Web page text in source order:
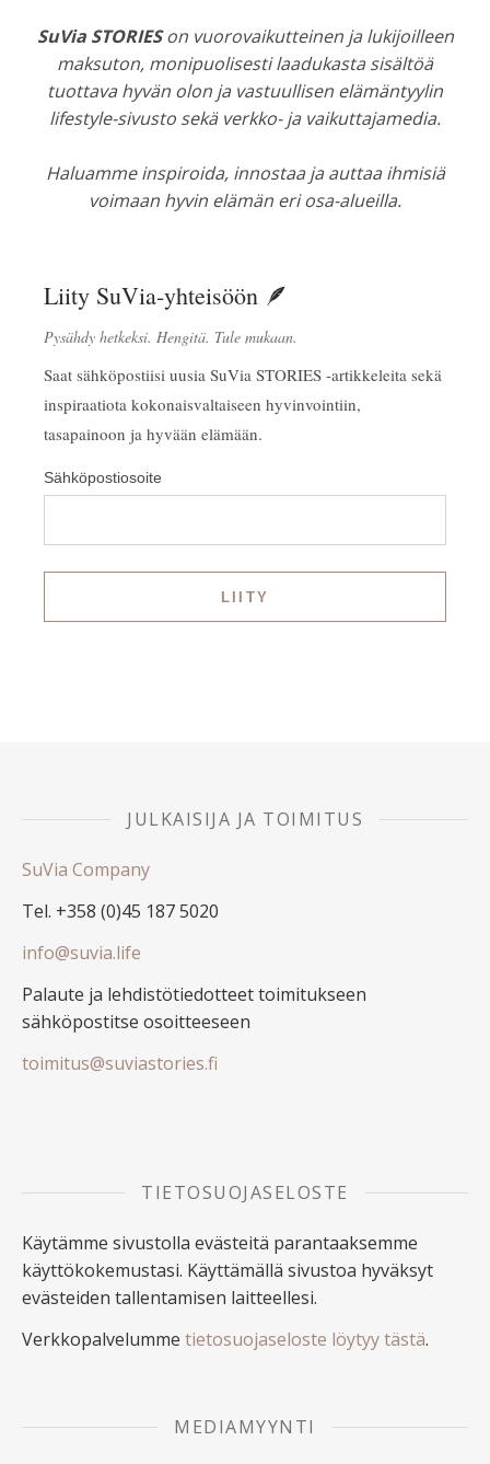
SuVia STORIESon vuorovaikutteinen ja lukijoilleen
maksuton, monipuolisesti laadukasta sisältöä
tuottava hyvän olon ja vastuullisen elämäntyylin
lifestyle-sivusto sekä verkko- ja vaikuttajamedia.
Haluamme inspiroida, innostaa ja auttaa ihmisiä
voimaan hyvin elämän eri osa-alueilla.
Liity SuVia-yhteisöön 🪶
Pysähdy hetkeksi. Hengitä. Tule mukaan.
Saat sähköpostiisi uusia SuVia STORIES -artikkeleita sekä
inspiraatiota kokonaisvaltaiseen hyvinvointiin,
tasapainoon ja hyvään elämään.
Sähköpostiosoite
JULKAISIJA JA TOIMITUS
SuVia Company
Tel. +358 (0)45 187 5020
info@suvia.life
Palaute ja lehdistötiedotteet toimitukseen
sähköpostitse osoitteeseen
toimitus@suviastories.fi
TIETOSUOJASELOSTE
Käytämme sivustolla evästeitä parantaaksemme
käyttökokemustasi. Käyttämällä sivustoa hyväksyt
evästeiden tallentamisen laitteellesi.
Verkkopalvelumme tietosuojaseloste löytyy tästä.
MEDIAMYYNTI